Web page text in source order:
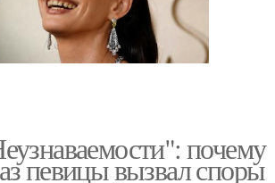
почему
певицы вызвал споры